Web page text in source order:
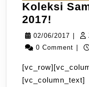
Koleksi
2017!
Raya
2017!
02/06/2017 02/
0 Comment